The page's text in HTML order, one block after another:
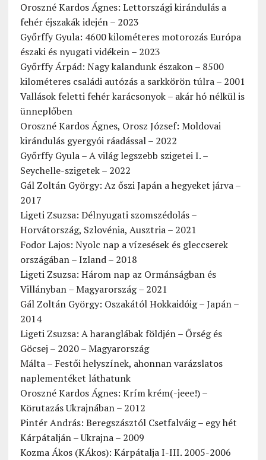
Oroszné Kardos Ágnes: Lettországi kirándulás a
fehér éjszakák idején – 2023
Győrffy Gyula: 4600 kilométeres motorozás Európa
északi és nyugati vidékein – 2023
Győrffy Árpád: Nagy kalandunk északon – 8500
kilométeres családi autózás a sarkkörön túlra – 2001
Vallások feletti fehér karácsonyok – akár hó nélkül is
ünneplőben
Oroszné Kardos Ágnes, Orosz József: Moldovai
kirándulás gyergyói ráadással – 2022
Győrffy Gyula – A világ legszebb szigetei I. –
Seychelle-szigetek – 2022
Gál Zoltán György: Az őszi Japán a hegyeket járva –
2017
Ligeti Zsuzsa: Délnyugati szomszédolás –
Horvátország, Szlovénia, Ausztria – 2021
Fodor Lajos: Nyolc nap a vízesések és gleccserek
országában – Izland – 2018
Ligeti Zsuzsa: Három nap az Ormánságban és
Villányban – Magyarország – 2021
Gál Zoltán György: Oszakától Hokkaidóig – Japán –
2014
Ligeti Zsuzsa: A haranglábak földjén – Őrség és
Göcsej – 2020 – Magyarország
Málta – Festői helyszínek, ahonnan varázslatos
naplementéket láthatunk
Oroszné Kardos Ágnes: Krím krém(-jeee!) –
Körutazás Ukrajnában – 2012
Pintér András: Beregszásztól Csetfalváig – egy hét
Kárpátalján – Ukrajna – 2009
Kozma Ákos (KÁkos): Kárpátalja I-III. 2005-2006